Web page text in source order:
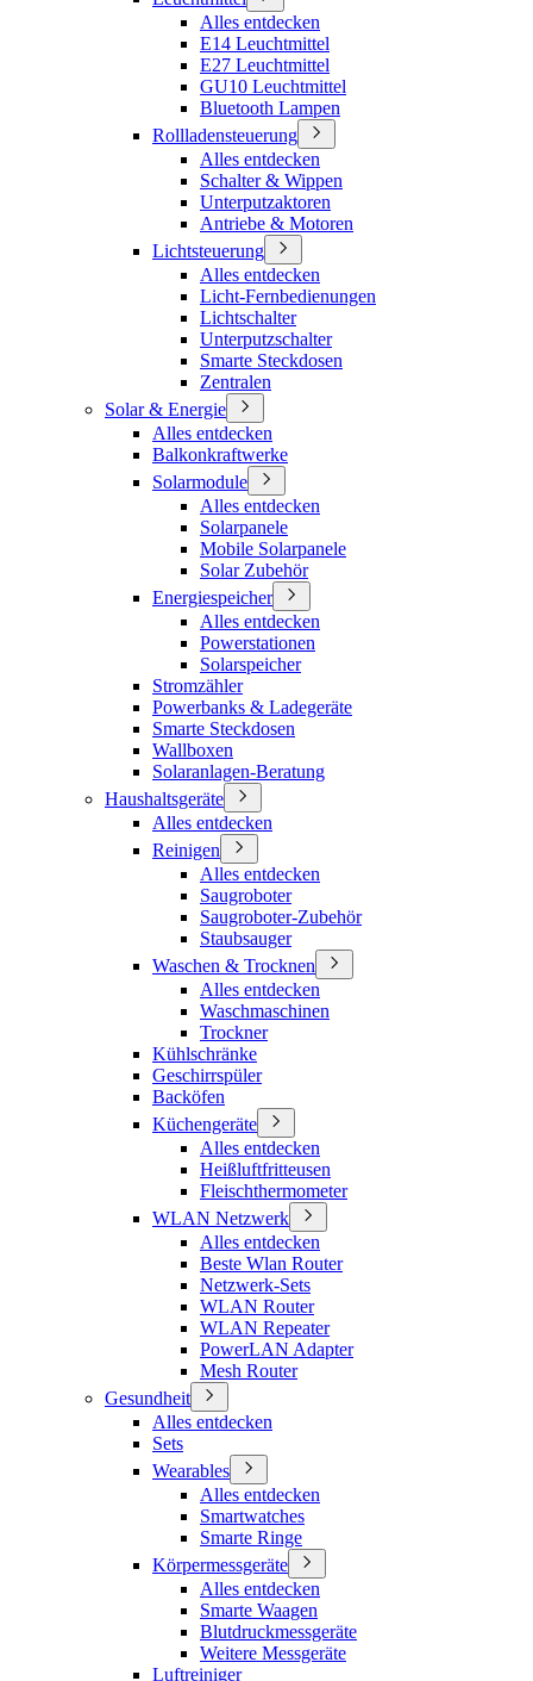
Alles entdecken
E14 Leuchtmittel
E27 Leuchtmittel
GU10 Leuchtmittel
Bluetooth Lampen
Rollladensteuerung
Alles entdecken
Schalter & Wippen
Unterputzaktoren
Antriebe & Motoren
Lichtsteuerung
Alles entdecken
Licht-Fernbedienungen
Lichtschalter
Unterputzschalter
Smarte Steckdosen
Zentralen
Solar & Energie
Alles entdecken
Balkonkraftwerke
Solarmodule
Alles entdecken
Solarpanele
Mobile Solarpanele
Solar Zubehör
Energiespeicher
Alles entdecken
Powerstationen
Solarspeicher
Stromzähler
Powerbanks & Ladegeräte
Smarte Steckdosen
Wallboxen
Solaranlagen-Beratung
Haushaltsgeräte
Alles entdecken
Reinigen
Alles entdecken
Saugroboter
Saugroboter-Zubehör
Staubsauger
Waschen & Trocknen
Alles entdecken
Waschmaschinen
Trockner
Kühlschränke
Geschirrspüler
Backöfen
Küchengeräte
Alles entdecken
Heißluftfritteusen
Fleischthermometer
WLAN Netzwerk
Alles entdecken
Beste Wlan Router
Netzwerk-Sets
WLAN Router
WLAN Repeater
PowerLAN Adapter
Mesh Router
Gesundheit
Alles entdecken
Sets
Wearables
Alles entdecken
Smartwatches
Smarte Ringe
Körpermessgeräte
Alles entdecken
Smarte Waagen
Blutdruckmessgeräte
Weitere Messgeräte
Luftreiniger